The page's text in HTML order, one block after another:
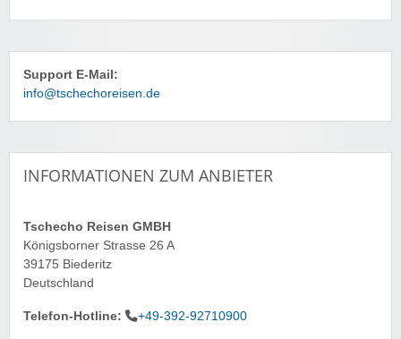
Support E-Mail:
info@tschechoreisen.de
INFORMATIONEN ZUM ANBIETER
Tschecho Reisen GMBH
Königsborner Strasse 26 A
39175 Biederitz
Deutschland
Telefon-Hotline: +49-392-92710900